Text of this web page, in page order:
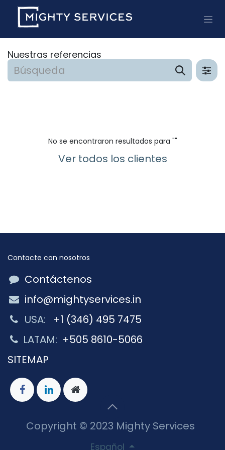
Ir al contenido
Nuestras referencias
No se encontraron resultados para ""
Ver todos los clientes
Contacte con nosotros
Contáctenos
info@mightyservices.in
USA: +1 (346) 495 7475
LATAM: +505 8610-5066
SITEMAP
Copyright © 2023 Mighty Services
Español